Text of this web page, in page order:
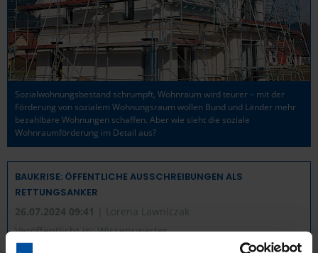
Sozialwohnungsbestand schrumpft, Wohnraum wird teurer – mit der
Förderung von sozialem Wohnungsraum wollen Bund und Länder mehr
bezahlbare Wohnungen schaffen. Aber wie sieht die soziale
Wohnraumförderung im Detail aus?
BAUKRISE: ÖFFENTLICHE AUSSCHREIBUNGEN ALS
RETTUNGSANKER
26.07.2024 09:41
| Lorena Lawniczak
Veröffentlicht in:Wissenswertes